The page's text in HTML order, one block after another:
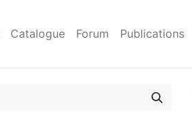
Catalogue Forum Publications